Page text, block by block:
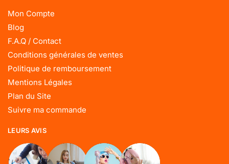
Mon Compte
Blog
F.A.Q / Contact
Conditions générales de ventes
Politique de remboursement
Mentions Légales
Plan du Site
Suivre ma commande
LEURS AVIS